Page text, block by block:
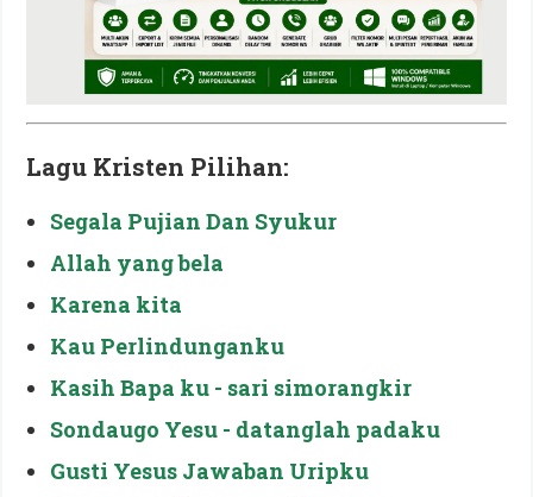
Lagu Kristen Pilihan:
Segala Pujian Dan Syukur
Allah yang bela
Karena kita
Kau Perlindunganku
Kasih Bapa ku - sari simorangkir
Sondaugo Yesu - datanglah padaku
Gusti Yesus Jawaban Uripku